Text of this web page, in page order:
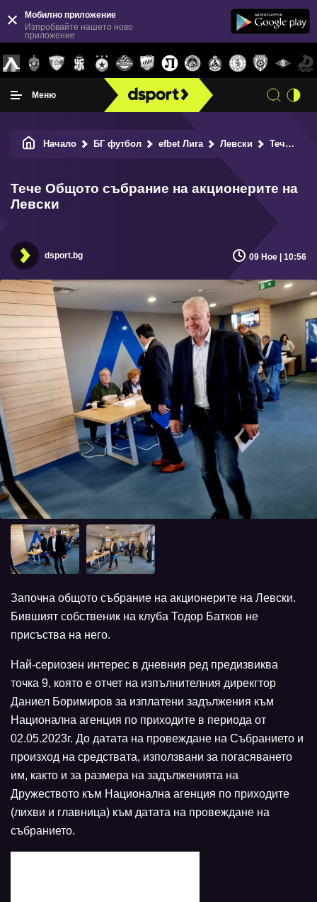
Мобилно приложение
Изпробвайте нашето ново
приложение
Меню
Начало БГ футбол efbet Лига Левски Тече Общото събрание на акционерите на Левски
Тече Общото събрание на акционерите на
Левски
dsport.bg 09 Ное | 10:56
Започна общото събрание на акционерите на Левски.
Бившият собственик на клуба Тодор Батков не
присъства на него.
Най-сериозен интерес в дневния ред предизвиква
точка 9, която е отчет на изпълнителния дирекгтор
Даниел Боримиров за изплатени задължения към
Национална агенция по приходите в периода от
02.05.2023г. До датата на провеждане на Събранието и
произход на средствата, използвани за погасяването
им, както и за размера на задълженията на
Дружеството към Национална агенция по приходите
(лихви и главница) към датата на провеждане на
събранието.